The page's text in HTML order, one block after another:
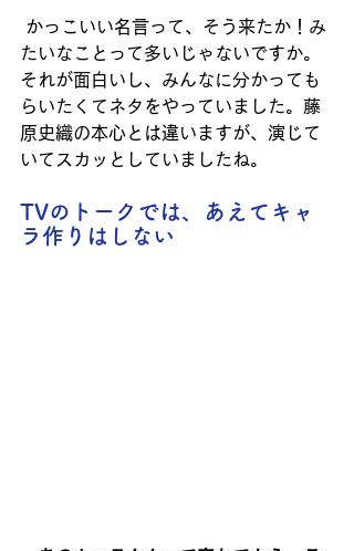
かっこいい名言って、そう来たか！み
たいなことって多いじゃないですか。
それが面白いし、みんなに分かっても
らいたくてネタをやっていました。藤
原史織の本心とは違いますが、演じて
いてスカッとしていましたね。
TVのトークでは、あえてキャ
ラ作りはしない